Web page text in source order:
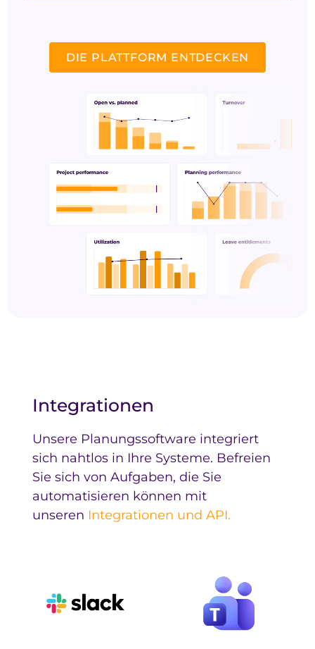
DIE PLATTFORM ENTDECKEN
Integrationen
Unsere Planungssoftware integriert
sich nahtlos in Ihre Systeme. Befreien
Sie sich von Aufgaben, die Sie
automatisieren können mit
unseren Integrationen und API.